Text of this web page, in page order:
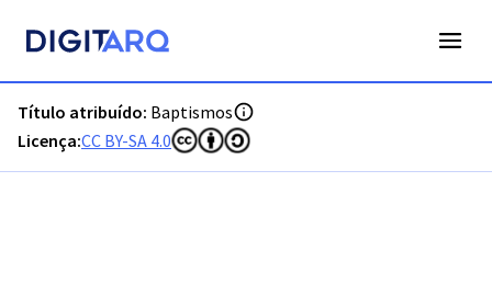
Título atribuído: Baptismos
Licença:CC BY-SA 4.0